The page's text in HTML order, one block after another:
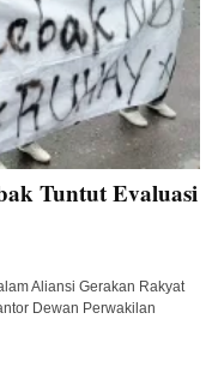
Tuntut Evaluasi
Aliansi Gerakan Rakyat
Dewan Perwakilan